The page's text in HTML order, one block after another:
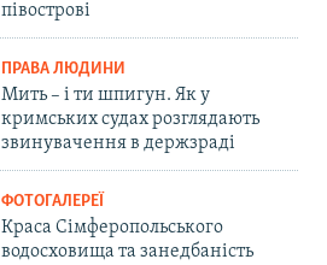
півострові
ПРАВА ЛЮДИНИ
Мить – і ти шпигун. Як у
кримських судах розглядають
звинувачення в держзраді
ФОТОГАЛЕРЕЇ
Краса Сімферопольського
водосховища та занедбаність